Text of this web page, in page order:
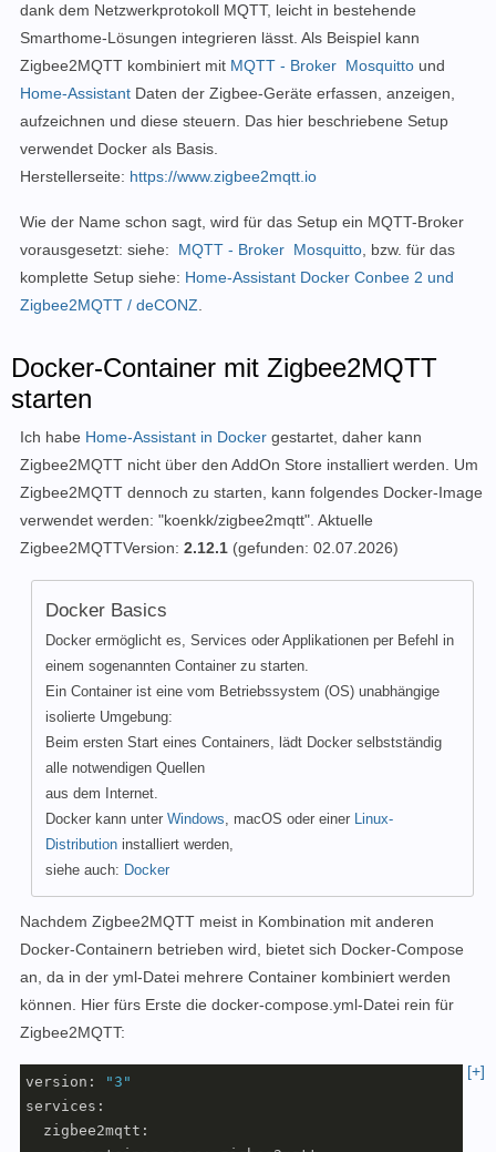
dank dem Netzwerkprotokoll MQTT, leicht in bestehende
Smarthome-Lösungen integrieren lässt. Als Beispiel kann
Zigbee2MQTT kombiniert mit MQTT - Broker Mosquitto und
Home-Assistant Daten der Zigbee-Geräte erfassen, anzeigen,
aufzeichnen und diese steuern
Das hier beschriebene Setup
verwendet Docker als Basis.
Herstellerseite: https://www.zigbee2mqtt.io
Wie der Name schon sagt, wird für das Setup ein MQTT-Broker
vorausgesetzt: siehe: MQTT - Broker Mosquitto , bzw. für das
komplette Setup siehe: Home-Assistant Docker Conbee 2 und
Zigbee2MQTT / deCONZ
Docker-Container mit Zigbee2MQTT
starten
Ich habe Home-Assistant in Docker gestartet, daher kann
Zigbee2MQTT nicht über den AddOn Store installiert werden. Um
Zigbee2MQTT dennoch zu starten, kann folgendes Docker-Image
verwendet werden: "koenkk/zigbee2mqtt". Aktuelle
Zigbee2MQTTVersion: 2.12.1 (gefunden: 02.07.2026)
Docker Basics
Docker ermöglicht es, Services oder Applikationen per Befehl in
einem sogenannten Container zu starten.
Ein Container ist eine vom Betriebssystem (OS) unabhängige
isolierte Umgebung:
Beim ersten Start eines Containers, lädt Docker selbstständig
alle notwendigen Quellen
aus dem Internet.
Docker kann unter Windows , macOS oder einer
Linux-
Distribution installiert werden,
siehe auch: Docker
Nachdem Zigbee2MQTT meist in Kombination mit anderen
Docker-Containern betrieben wird, bietet sich Docker-Compose
an, da in der yml-Datei mehrere Container kombiniert werden
können. Hier fürs Erste die docker-compose.yml-Datei rein für
Zigbee2MQTT:
[+]
version:
"3"
services:
  zigbee2mqtt: